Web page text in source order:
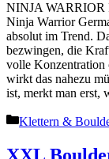
NINJA WARRIOR
Ninja Warrior
absolut im Trend.
bezwingen, die
volle Konzentration
wirkt das nahezu
ist, merkt man erst,
Kategorien
Klettern &